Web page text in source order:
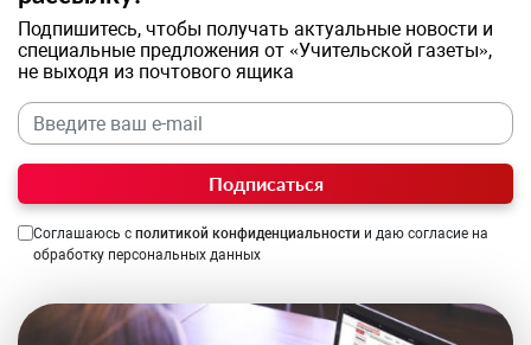
Подпишитесь, чтобы получать актуальные новости и
специальные предложения от «Учительской газеты»,
не выходя из почтового ящика
Подписаться
Соглашаюсь с политикой конфиденциальности и даю согласие на
обработку персональных данных